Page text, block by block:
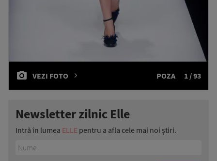
VEZI FOTO POZA 1 / 93
Newsletter zilnic Elle
Intră în lumea ELLE pentru a afla cele mai noi știri.